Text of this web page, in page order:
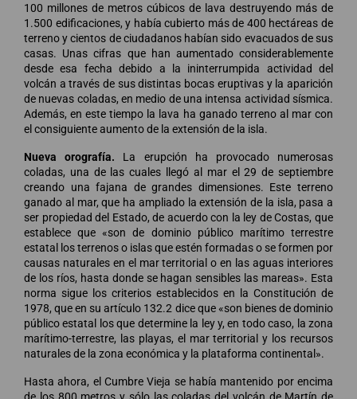
100 millones de metros cúbicos de lava destruyendo más de
1.500 edificaciones, y había cubierto más de 400 hectáreas de
terreno y cientos de ciudadanos habían sido evacuados de sus
casas. Unas cifras que han aumentado considerablemente
desde esa fecha debido a la ininterrumpida actividad del
volcán a través de sus distintas bocas eruptivas y la aparición
de nuevas coladas, en medio de una intensa actividad sísmica.
Además, en este tiempo la lava ha ganado terreno al mar con
el consiguiente aumento de la extensión de la isla.
Nueva orografía. La erupción ha provocado numerosas
coladas, una de las cuales llegó al mar el 29 de septiembre
creando una fajana de grandes dimensiones. Este terreno
ganado al mar, que ha ampliado la extensión de la isla, pasa a
ser propiedad del Estado, de acuerdo con la ley de Costas, que
establece que «son de dominio público marítimo terrestre
estatal los terrenos o islas que estén formadas o se formen por
causas naturales en el mar territorial o en las aguas interiores
de los ríos, hasta donde se hagan sensibles las mareas». Esta
norma sigue los criterios establecidos en la Constitución de
1978, que en su artículo 132.2 dice que «son bienes de dominio
público estatal los que determine la ley y, en todo caso, la zona
marítimo-terrestre, las playas, el mar territorial y los recursos
naturales de la zona económica y la plataforma continental».
Hasta ahora, el Cumbre Vieja se había mantenido por encima
de los 800 metros y sólo las coladas del volcán de Martín de